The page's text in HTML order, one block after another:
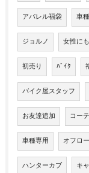
アパレル福袋 車
ジョルノ 女性に
初売り ﾊﾞｲｸ
バイク屋スタッフ
お友達追加 コー
車種専用 オフロ
ハンターカブ キ